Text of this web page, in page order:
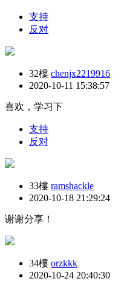
支持
反对
32樓 chenjx2219916
2020-10-11 15:38:57
喜欢，学习下
支持
反对
33樓 ramshackle
2020-10-18 21:29:24
谢谢分享！
34樓 orzkkk
2020-10-24 20:40:30